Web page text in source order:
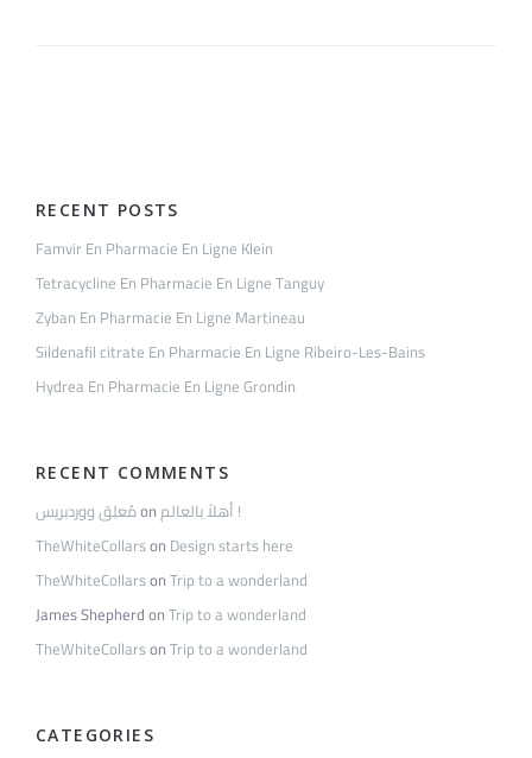
RECENT POSTS
Famvir En Pharmacie En Ligne Klein
Tetracycline En Pharmacie En Ligne Tanguy
Zyban En Pharmacie En Ligne Martineau
Sildenafil citrate En Pharmacie En Ligne Ribeiro-Les-Bains
Hydrea En Pharmacie En Ligne Grondin
RECENT COMMENTS
مُعلِق ووردبريسon
أهلاً بالعالم !
TheWhiteCollarson Design starts here
TheWhiteCollarsonTrip to a wonderland
James ShepherdonTrip to a wonderland
TheWhiteCollarsonTrip to a wonderland
CATEGORIES